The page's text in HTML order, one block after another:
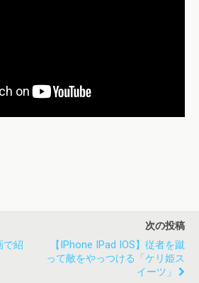
で紹
次の投稿
【iPhone IPad IOS】従者を蹴
って敵をやっつける「ケリ姫ス
イーツ」